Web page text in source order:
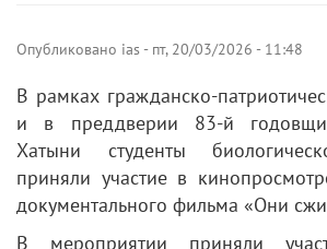
Опубликовано ias - пт, 20/03/2026 - 11:48
В рамках гражданско-
и в преддверии 83-й
Хатыни студенты
приняли участие в
документального фильма «Они
В мероприятии приняли